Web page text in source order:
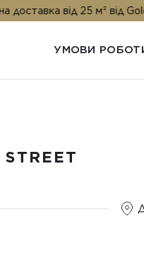
25 м² від Golden Tile
УМОВИ